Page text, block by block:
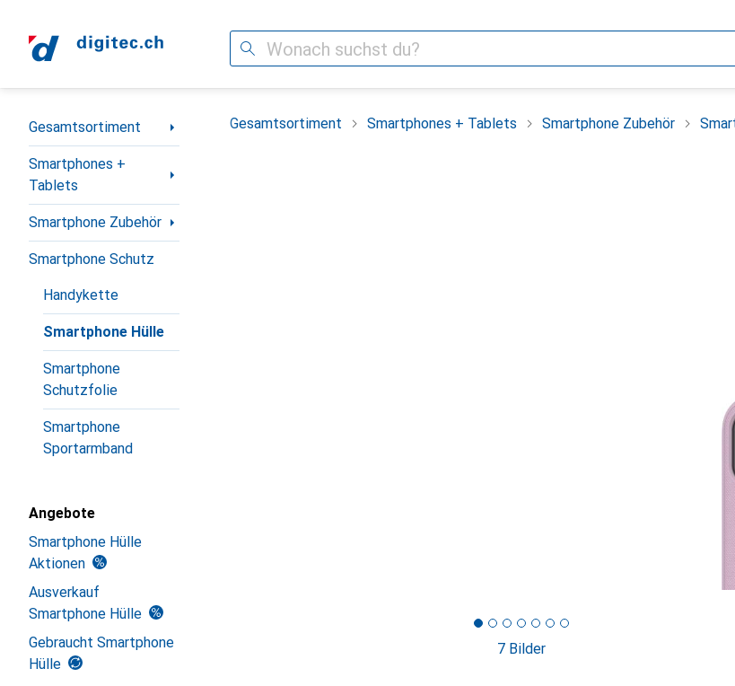
Suche
Navigation nach Kategorien
Gesamtsortiment
Smartphones +
Tablets
Smartphone Zubehör
Smartphone Schutz
Handykette
Smartphone Hülle
Smartphone
Schutzfolie
Smartphone
Sportarmband
Angebote
Smartphone Hülle
Aktionen
Ausverkauf
Smartphone Hülle
Gebraucht Smartphone
Hülle
Gesamtsortiment Smartphones + Tablets Smartphone Zubehör
7 Bilder